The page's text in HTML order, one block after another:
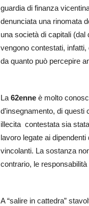
guardia di finanza
denunciata una rinomata
una società di capitali
vengono contestati,
da quanto può percepire
La 62enne è molto
d’insegnamento, di
illecita contestata sia
lavoro legate ai
vincolanti. La sostanza
contrario, le
A “salire in cattedra”